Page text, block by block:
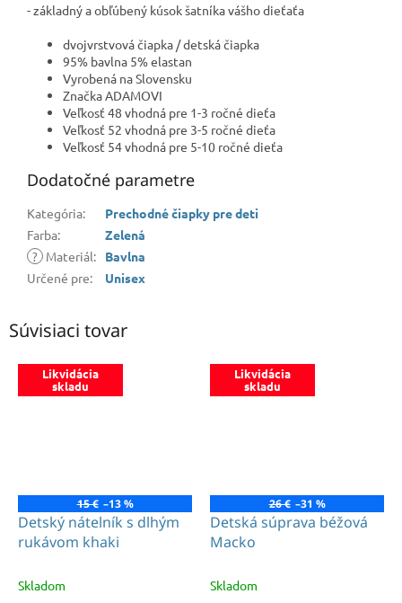
- základný a obľúbený kúsok šatníka vášho dieťaťa
dvojvrstvová čiapka / detská čiapka
95% bavlna 5% elastan
Vyrobená na Slovensku
Značka ADAMOVI
Veľkosť 48 vhodná pre 1-3 ročné dieťa
Veľkosť 52 vhodná pre 3-5 ročné dieťa
Veľkosť 54 vhodná pre 5-10 ročné dieťa
Dodatočné parametre
Kategória:
Prechodné čiapky pre deti
Farba:
Zelená
? Materiál:
Bavlna
Určené pre: Unisex
Súvisiaci tovar
Likvidácia
skladu
15 € –13 %
Detský nátelník s dlhým
rukávom khaki
Skladom
Likvidácia
skladu
26 € –31 %
Detská súprava béžová
Macko
Skladom